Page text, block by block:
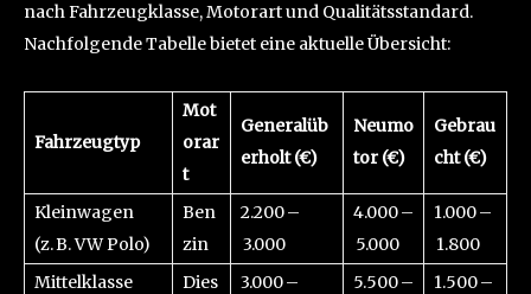
nach Fahrzeugklasse, Motorart und Qualitätsstandard.
Nachfolgende Tabelle bietet eine aktuelle Übersicht:
Fahrzeugtyp
Mot
orar
t
Generalüb
erholt (€)
Neumo
tor (€)
Gebrau
cht (€)
Kleinwagen
(z. B. VW Polo)
Ben
zin
2.200 –
3.000
4.000 –
5.000
1.000 –
1.800
Mittelklasse
Dies
3.000 –
5.500 –
1.500 –